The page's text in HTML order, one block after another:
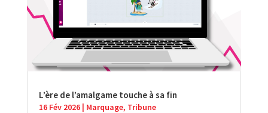
L’ère de l’amalgame touche à sa fin
16 Fév 2026| Marquage, Tribune